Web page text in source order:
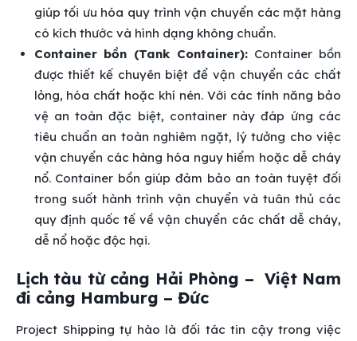
giúp tối ưu hóa quy trình vận chuyển các mặt hàng
có kích thước và hình dạng không chuẩn.
Container bồn (Tank Container): Container bồn
được thiết kế chuyên biệt để vận chuyển các chất
lỏng, hóa chất hoặc khí nén. Với các tính năng bảo
vệ an toàn đặc biệt, container này đáp ứng các
tiêu chuẩn an toàn nghiêm ngặt, lý tưởng cho việc
vận chuyển các hàng hóa nguy hiểm hoặc dễ cháy
nổ. Container bồn giúp đảm bảo an toàn tuyệt đối
trong suốt hành trình vận chuyển và tuân thủ các
quy định quốc tế về vận chuyển các chất dễ cháy,
dễ nổ hoặc độc hại.
Lịch tàu từ cảng Hải Phòng – Việt Nam
đi cảng Hamburg – Đức
Project Shipping tự hào là đối tác tin cậy trong việc